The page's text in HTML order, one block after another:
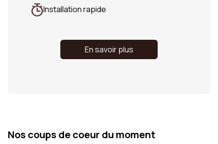
Installation rapide
En savoir plus
Nos coups de coeur du moment